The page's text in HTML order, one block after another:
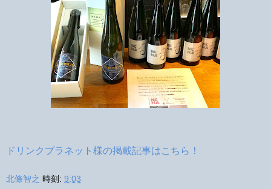
ドリンクプラネット様の掲載記事はこちら！
北條智之 時刻: 9:03